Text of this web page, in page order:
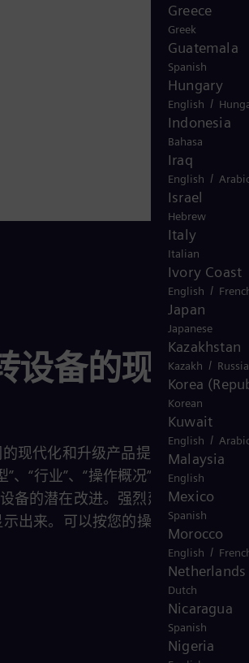
Greece
Greek
Guatemala
Spanish
Hungary
English /
Indonesia
Bahasa
Iraq
English /
Israel
Hebrew
Italy
Italian
Ivory Coast
English /
Japan
Japanese
Kazakhstan
Kazakh /
Korea
Korean
Kuwait
English /
Malaysia
English
Mexico
Spanish
Morocco
English /
Netherlands
Dutch
Nicaragua
Spanish
Nigeria
设备的现代化
现代化和升级产品提供数字支持。
、“行业”、“操作概况”和“安装年份”
备的潜在改进。强烈建议您的设备
出来。可以按您的操作优先级查看